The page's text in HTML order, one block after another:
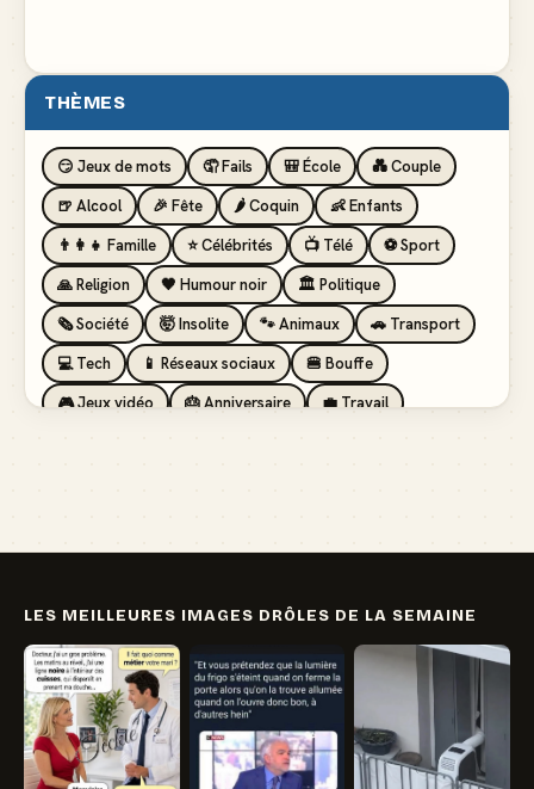
THÈMES
😏 Jeux de mots 🤦 Fails 🎒 École
💑 Couple
🍺 Alcool
🎉 Fête 🌶️ Coquin
👶 Enfants
👨‍👩‍👧 Famille
⭐ Célébrités 📺 Télé
⚽ Sport
🙏 Religion
🖤 Humour noir
🏛️ Politique
🗞️ Société
🤯 Insolite 🐾 Animaux
🚗 Transport
💻 Tech
📱 Réseaux sociaux
🍔 Bouffe
🎮 Jeux vidéo
🎂 Anniversaire
💼 Travail
LES MEILLEURES IMAGES DRÔLES DE LA SEMAINE